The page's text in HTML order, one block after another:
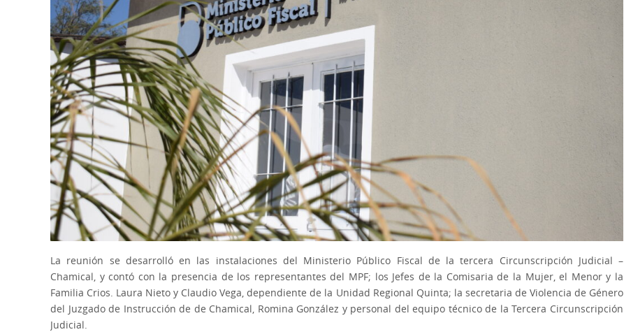
La reunión se desarrolló en las instalaciones del Ministerio Público Fiscal de la tercera Circunscripción Judicial –
Chamical, y contó con la presencia de los representantes del MPF; los Jefes de la Comisaria de la Mujer, el Menor y la
Familia Crios. Laura Nieto y Claudio Vega, dependiente de la Unidad Regional Quinta; la secretaria de Violencia de Género
del Juzgado de Instrucción de de Chamical, Romina González y personal del equipo técnico de la Tercera Circunscripción
Judicial.